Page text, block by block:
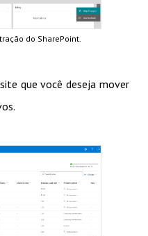
do SharePoint.
que você deseja mover